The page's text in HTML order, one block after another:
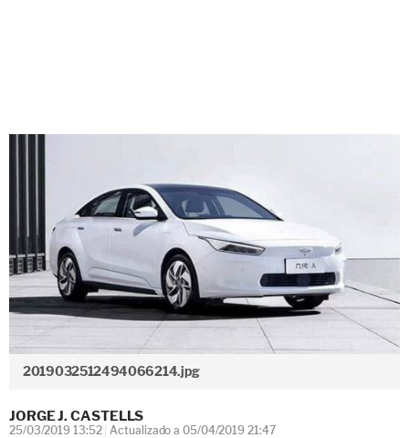
2019032512494066214.jpg
JORGE J. CASTELLS
25/03/2019 13:52 Actualizado a 05/04/2019 21:47